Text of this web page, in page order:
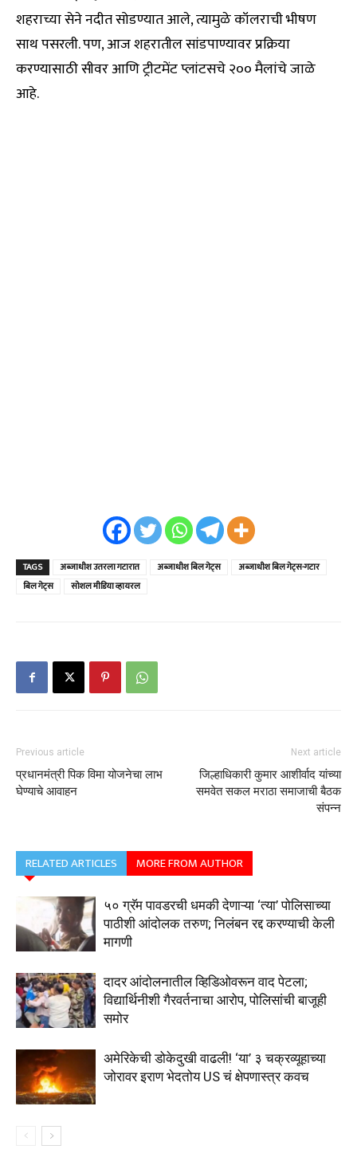
शहराच्या सेने नदीत सोडण्यात आले, त्यामुळे कॉलराची भीषण
साथ पसरली. पण, आज शहरातील सांडपाण्यावर प्रक्रिया
करण्यासाठी सीवर आणि ट्रीटमेंट प्लांटसचे २०० मैलांचे जाळे
आहे.
TAGS अब्जाधीश उतरला गटारात अब्जाधीश बिल गेट्स
अब्जाधीश बिल गेट्स-गटार
बिल गेट्स
सोशल मीडिया व्हायरल
Previous article
प्रधानमंत्री पिक विमा योजनेचा लाभ
घेण्याचे आवाहन
Next article
जिल्हाधिकारी कुमार आशीर्वाद यांच्या
समवेत सकल मराठा समाजाची बैठक
संपन्न
RELATED ARTICLES MORE FROM AUTHOR
५० ग्रॅम पावडरची धमकी देणाऱ्या ‘त्या’ पोलिसाच्या
पाठीशी आंदोलक तरुण; निलंबन रद्द करण्याची केली
मागणी
दादर आंदोलनातील व्हिडिओवरून वाद पेटला;
विद्यार्थिनीशी गैरवर्तनाचा आरोप, पोलिसांची बाजूही
समोर
अमेरिकेची डोकेदुखी वाढली! ‘या’ ३ चक्रव्यूहाच्या
जोरावर इराण भेदतोय US चं क्षेपणास्त्र कवच